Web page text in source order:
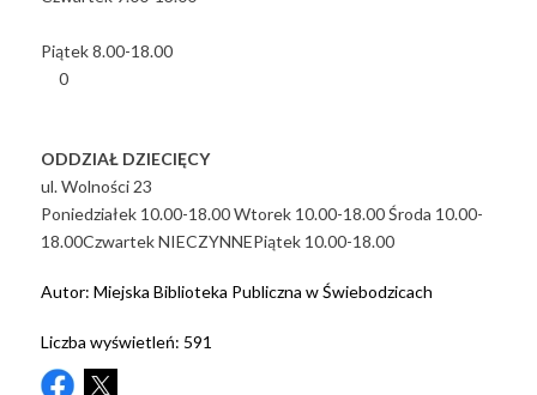
Piątek 8.00-18.00
0
ODDZIAŁ DZIECIĘCY
ul. Wolności 23
Poniedziałek 10.00-18.00Wtorek 10.00-18.00Środa 10.00-
18.00Czwartek NIECZYNNEPiątek 10.00-18.00
Autor: Miejska Biblioteka Publiczna w Świebodzicach
Liczba wyświetleń: 591